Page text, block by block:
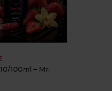
100ml – Mr.